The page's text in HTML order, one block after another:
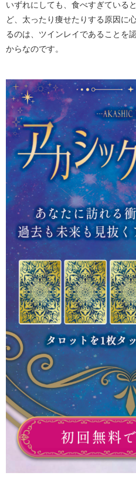
いずれにしても、食べすぎている
ど、太ったり痩せたりする原因に
るのは、ツインレイであることを
からなのです。